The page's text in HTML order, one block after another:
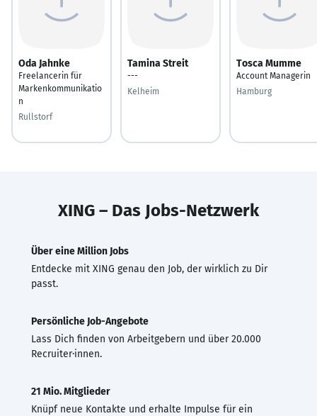
Oda Jahnke
Freelancerin für
Markenkommunikatio
n
Rullstorf
Tamina Streit
---
Kelheim
Tosca Mumme
Account Managerin
Hamburg
XING – Das Jobs-Netzwerk
Über eine Million Jobs
Entdecke mit XING genau den Job, der wirklich zu Dir
passt.
Persönliche Job-Angebote
Lass Dich finden von Arbeitgebern und über 20.000
Recruiter·innen.
21 Mio. Mitglieder
Knüpf neue Kontakte und erhalte Impulse für ein